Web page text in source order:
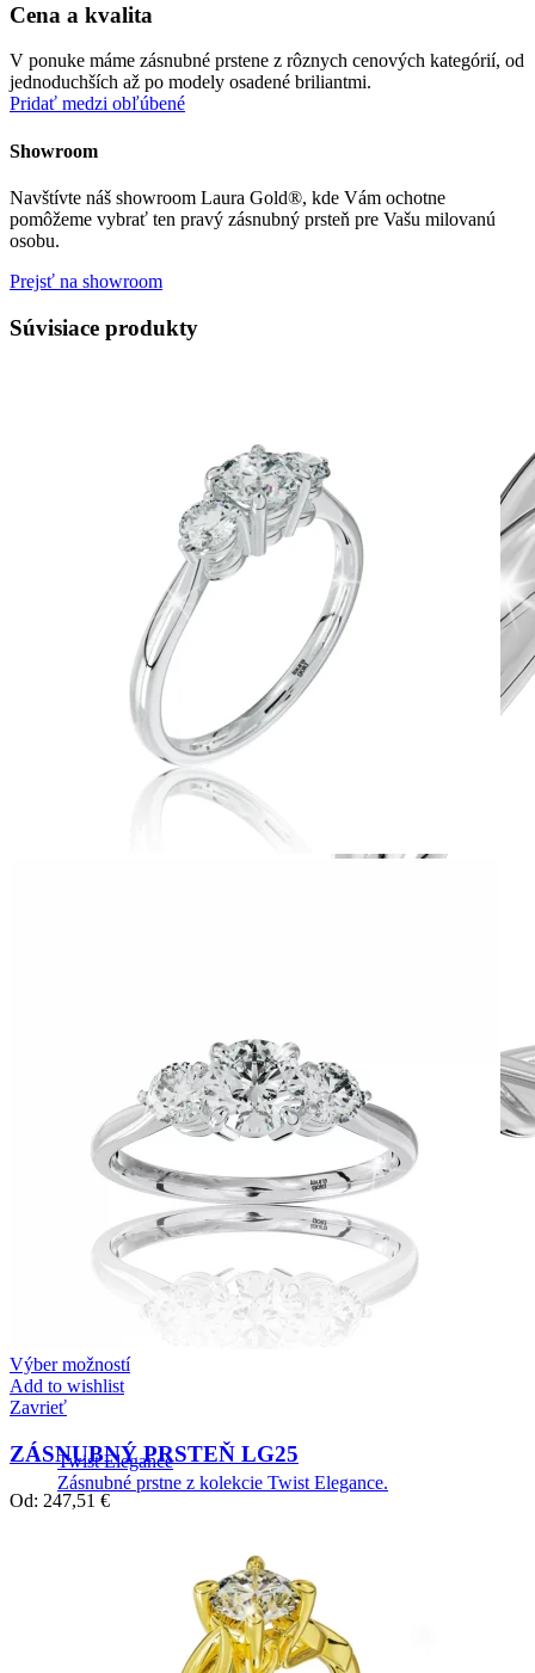
Twist Elegance
Zásnubné prstne z kolekcie Twist Elegance.
Cena a kvalita
V ponuke máme zásnubné prstene z rôznych cenových kategórií, od
jednoduchších až po modely osadené briliantmi.
Pridať medzi obľúbené
Showroom
Navštívte náš showroom Laura Gold®, kde Vám ochotne
pomôžeme vybrať ten pravý zásnubný prsteň pre Vašu milovanú
osobu.
Prejsť na showroom
Súvisiace produkty
Výber možností
Add to wishlist
Zavrieť
ZÁSNUBNÝ PRSTEŇ LG25
Od: 247,51 €